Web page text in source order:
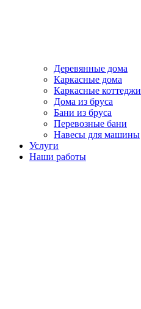
Деревянные дома
Каркасные дома
Каркасные коттеджи
Дома из бруса
Бани из бруса
Перевозные бани
Навесы для машины
Услуги
Наши работы